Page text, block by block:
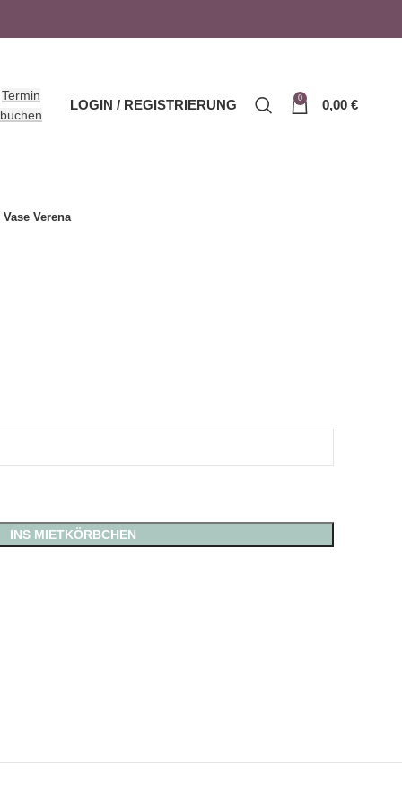
Termin
buchen
LOGIN / REGISTRIERUNG 0 0,00€
Vase Verena
INS MIETKÖRBCHEN